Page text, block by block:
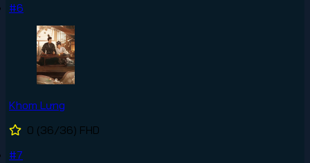
#6
Khom Lưng
0 (36/36) FHD
#7